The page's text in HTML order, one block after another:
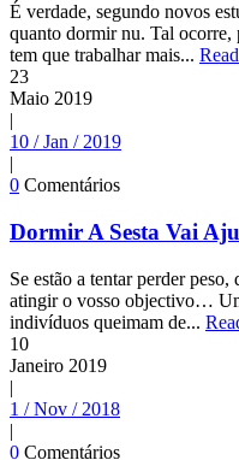
É verdade, segundo novos
quanto dormir nu. Tal ocorre,
tem que trabalhar mais...
23
Maio 2019
|
10 / Jan / 2019
|
0 Comentários
Dormir A Sesta Vai
Se estão a tentar perder
atingir o vosso objectivo…
indivíduos queimam de...
10
Janeiro 2019
|
1 / Nov / 2018
|
0 Comentários